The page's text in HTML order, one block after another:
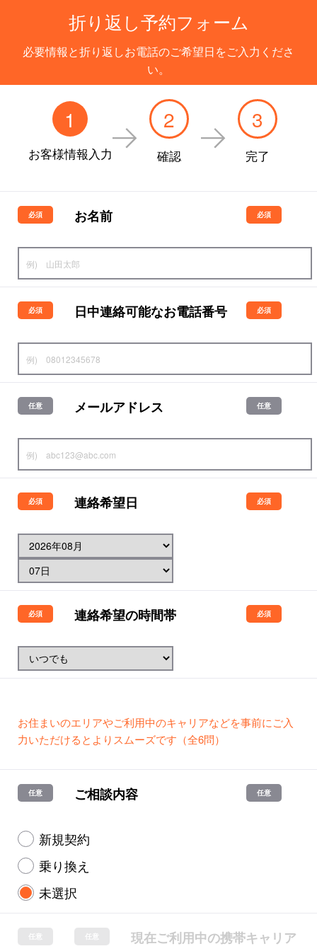
折り返し予約フォーム
必要情報と折り返しお電話のご希望日をご入力くださ
い。
1
お客様情報入力
2
確認
3
完了
お名前
日中連絡可能なお電話番号
メールアドレス
連絡希望日
連絡希望の時間帯
お住まいのエリアやご利用中のキャリアなどを事前にご入
力いただけるとよりスムーズです（全6問）
ご相談内容
新規契約
乗り換え
未選択
現在ご利用中の携帯キャリア